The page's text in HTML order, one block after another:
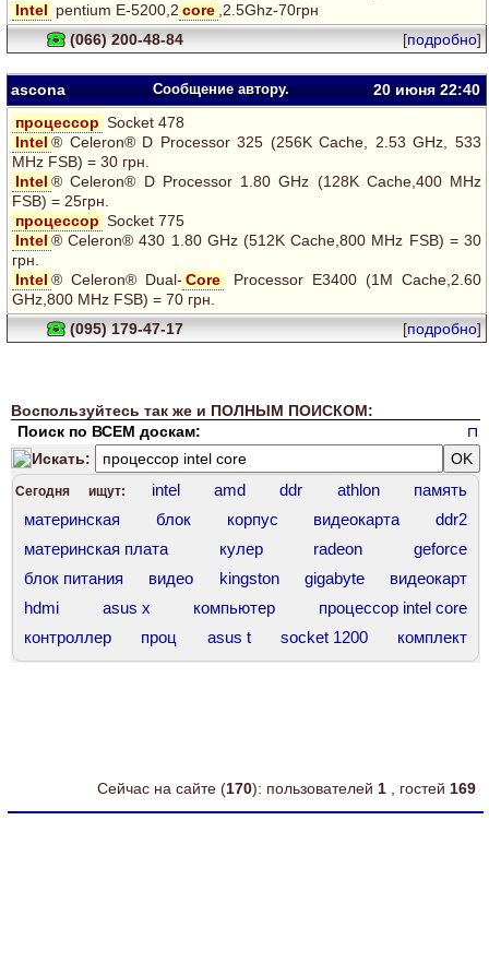
Intel pentium E-5200,2 core ,2.5Ghz-70грн
(066) 200-48-84
[подробно]
ascona Сообщение автору.
20 июня 22:40
процессор Socket 478
Intel ® Celeron® D Processor 325 (256K Cache, 2.53 GHz, 533
MHz FSB) = 30 грн.
Intel ® Celeron® D Processor 1.80 GHz (128K Cache,400 MHz
FSB) = 25грн.
процессор Socket 775
Intel ® Celeron® 430 1.80 GHz (512K Cache,800 MHz FSB) = 30
грн.
Intel ® Celeron® Dual- Core
Processor E3400 (1M Cache,2.60
GHz,800 MHz FSB) = 70 грн.
(095) 179-47-17
[подробно]
Воспользуйтесь так же и ПОЛНЫМ ПОИСКОМ:
Поиск по ВСЕМ доскам:
Искать:
Сегодня ищут: intel amd ddr athlon
память
материнская
блок корпус видеокарта
ddr2
материнская плата
кулер radeon
geforce
блок питания
видео kingston gigabyte
видеокарт
hdmi
asus x компьютер
процессор intel core
контроллер
проц asus t socket 1200
комплект
корпус asus
asus 7 intel core
сокет 775
Сейчас на сайте (170): пользователей 1 , гостей 169